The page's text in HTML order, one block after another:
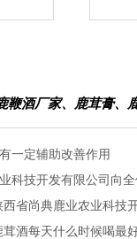
鞭酒厂家、鹿茸膏、
一定辅助改善作用
科技开发有限公司向
省尚典鹿业农业科技
酒每天什么时候喝最